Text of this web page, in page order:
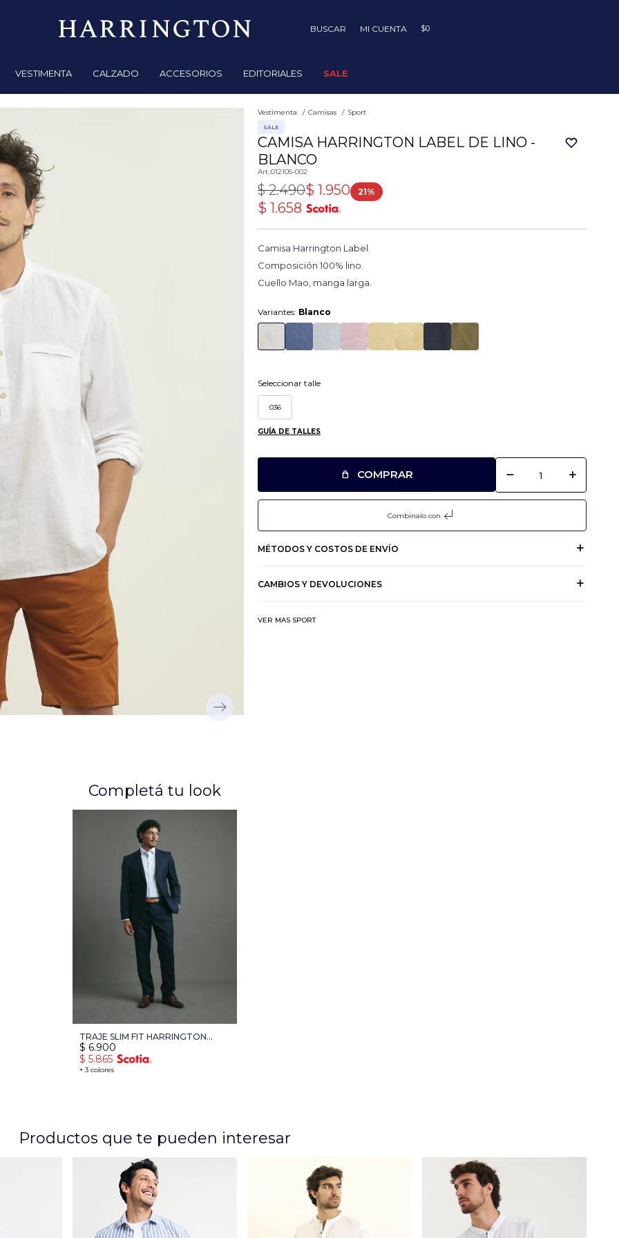
VESTIMENTA CALZADO ACCESORIOS EDITORIALES SALE
$0
Vestimenta Camisas Sport
SALE
CAMISA HARRINGTON LABEL DE LINO -
BLANCO
012105-002
$ 1.950
$ 2.490 21
$ 1.658
Camisa Harrington Label.
Composición 100% lino.
Cuello Mao, manga larga.
Variantes: Blanco
Seleccionar talle
036
GUÍA DE TALLES
COMPRAR remove add
Combinalo con subdirectory_arrow_left
MÉTODOS Y COSTOS DE ENVÍO
CAMBIOS Y DEVOLUCIONES
VER MAS SPORT
Completá tu look
TRAJE SLIM FIT HARRINGTON
LABEL - AZUL
+ 3 colores
$ 6.900
$ 5.865
Productos que te pueden interesar